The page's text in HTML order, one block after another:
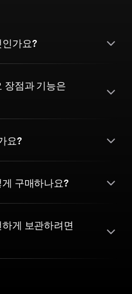
가요?
장점과 기능은
요?
구매하나요?
게 보관하려면